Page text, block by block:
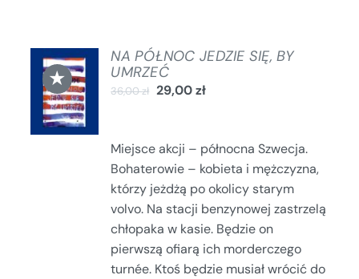
★
DODAJ
DO
KOSZYKA
/
SZCZEGÓŁY
NA PÓŁNOC JEDZIE SIĘ, BY
UMRZEĆ
36,00zł 29,00zł
Miejsce akcji – północna Szwecja.
Bohaterowie – kobieta i mężczyzna,
którzy jeżdżą po okolicy starym
volvo. Na stacji benzynowej zastrzelą
chłopaka w kasie. Będzie on
pierwszą ofiarą ich morderczego
turnée. Ktoś będzie musiał wrócić do